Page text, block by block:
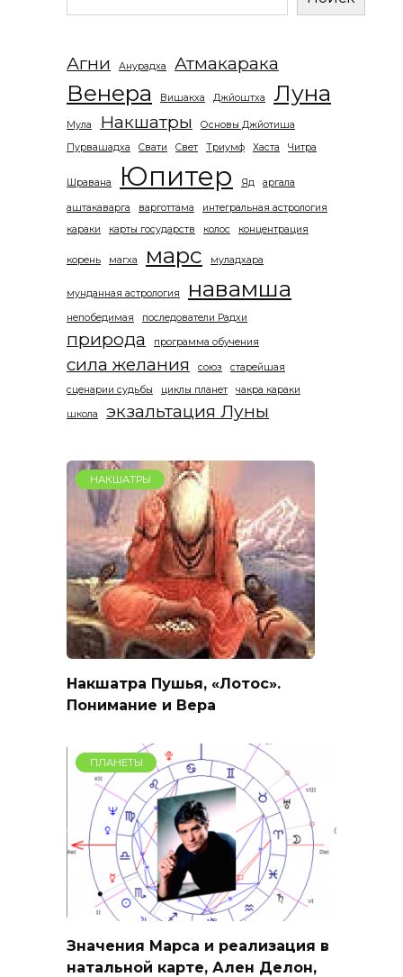
Агни Анурадха Атмакарака
Венера Вишакха Джйоштха Луна
Мула Накшатры
Основы Джйотиша
Пурвашадха
Свати Свет Триумф Хаста Читра
Шравана Юпитер Яд аргала
аштакаварга варготтама
интегральная астрология
караки
карты государств колос концентрация
корень магха марс муладхара
мунданная астрология навамша
непобедимая последователи Радхи
природа программа обучения
сила желания союз
старейшая
сценарии судьбы
циклы планет чакра караки
школа экзальтация Луны
НАКШАТРЫ
Накшатра Пушья, «Лотос».
Понимание и Вера
ПЛАНЕТЫ
Значения Марса и реализация в
натальной карте, Ален Делон,